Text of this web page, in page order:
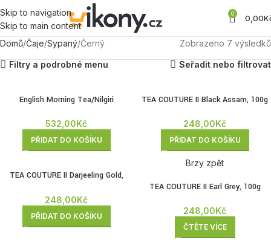
Skip to navigation
Skip to main content
0 0,00
Domů Čaje Sypaný Černý Zobrazeno 7 výsledků
Filtry a podrobné menu Seřadit nebo filtrovat
English Morning Tea/Nilgiri
532,00Kč
PŘIDAT DO KOŠÍKU
TEA COUTURE II Black Assam, 100g
248,00Kč
PŘIDAT DO KOŠÍKU
TEA COUTURE II Darjeeling Gold,
248,00Kč
PŘIDAT DO KOŠÍKU
Brzy zpět
TEA COUTURE II Earl Grey, 100g
248,00Kč
ČTĚTE VÍCE